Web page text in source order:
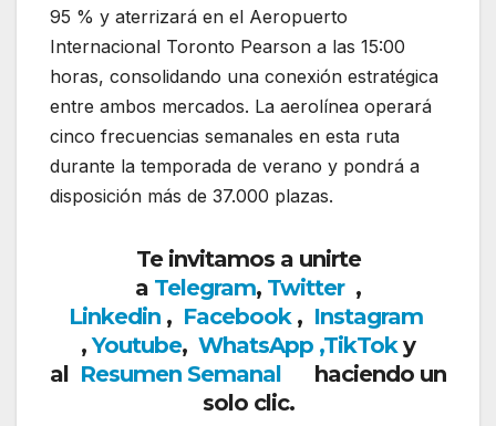
95 % y aterrizará en el Aeropuerto
Internacional Toronto Pearson a las 15:00
horas, consolidando una conexión estratégica
entre ambos mercados. La aerolínea operará
cinco frecuencias semanales en esta ruta
durante la temporada de verano y pondrá a
disposición más de 37.000 plazas.
Te invitamos a unirte
a Telegram, Twitter ,
Linkedin, Facebook, Instagram
,Youtube, WhatsApp ,TikToky
al Resumen Semanal
haciendo un
solo clic.